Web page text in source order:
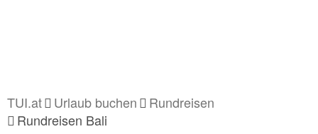
TUI.at Urlaub buchen
Rundreisen
Rundreisen Bali